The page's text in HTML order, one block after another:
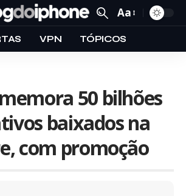
Aa
VPN TÓPICOS
50 bilhões
baixados na
com promoção